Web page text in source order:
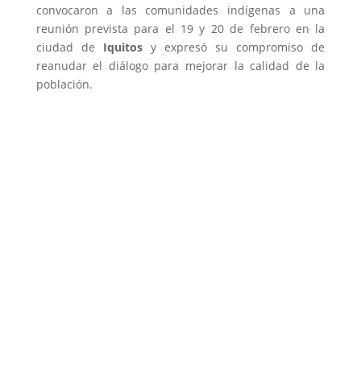
convocaron a las comunidades indígenas a una
reunión prevista para el 19 y 20 de febrero en la
ciudad de Iquitosy expresó su compromiso de
reanudar el diálogo para mejorar la calidad de la
población.